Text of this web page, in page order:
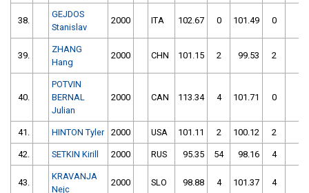
38.
GEJDOS
Stanislav
2000 ITA 102.67 0 101.49 0
39.
ZHANG
Hang
2000 CHN 101.15 2 99.53 2
40.
POTVIN
BERNAL
Julian
2000 CAN 113.34 4 101.71 0
41. HINTON Tyler 2000 USA 101.11 2 100.12 2
42. SETKIN Kirill 2000 RUS 95.35 54 98.16 4
43.
KRAVANJA
Nejc
2000 SLO 98.88 4 101.37 4